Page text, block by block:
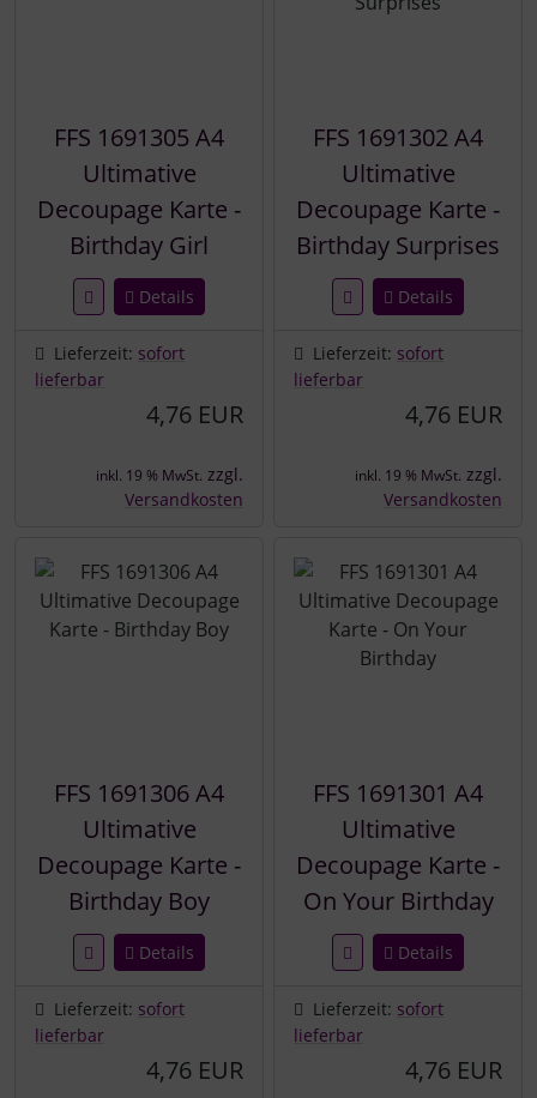
FFS 1691305 A4
Ultimative
Decoupage Karte -
Birthday Girl
Details
Lieferzeit: sofort
lieferbar
4,76 EUR
inkl. 19 % MwSt. zzgl.
Versandkosten
FFS 1691302 A4
Ultimative
Decoupage Karte -
Birthday Surprises
Details
Lieferzeit: sofort
lieferbar
4,76 EUR
inkl. 19 % MwSt. zzgl.
Versandkosten
FFS 1691306 A4
Ultimative
Decoupage Karte -
Birthday Boy
Details
Lieferzeit: sofort
lieferbar
4,76 EUR
FFS 1691301 A4
Ultimative
Decoupage Karte -
On Your Birthday
Details
Lieferzeit: sofort
lieferbar
4,76 EUR